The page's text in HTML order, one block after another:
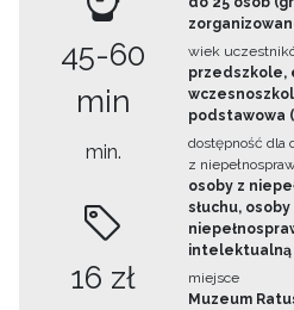
45-60
min
min.
16 zł
wiek
przedszkole,
podstawowa
dostępność dla
z
osoby z
słuchu, osoby
intelektualną
miejsce
Muzeum